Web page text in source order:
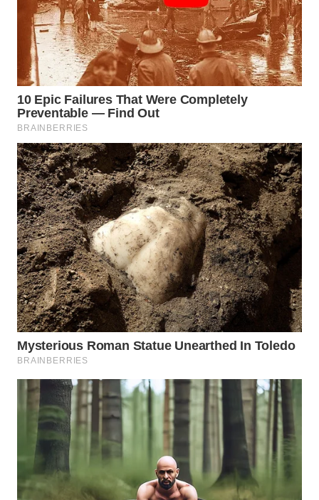
WN
SIMALUNGUN
WN
LABUHANBATU
WN
TAPANULI
TENGAH
WN DELI
SERDANG
WN
TEBING
TINGGI
WN
PAKPAK
WN
KARAWANG
WN
BEKASI
BOGOR